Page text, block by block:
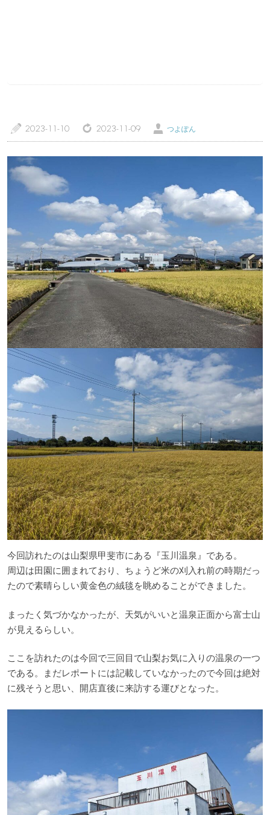
トップページ 温泉レポート
特徴・こだわりで選ぶ エリアから選ぶ
管理人随筆 当サイトについて
ご意見・お問い合わせ 利用規約
個人情報保護方針
a 2023-11-10 z 2023-11-09 Ü つよぽん
今回訪れたのは山梨県甲斐市にある『玉川温泉』である。
周辺は田園に囲まれており、ちょうど米の刈入れ前の時期だっ
たので素晴らしい黄金色の絨毯を眺めることができました。
まったく気づかなかったが、天気がいいと温泉正面から富士山
が見えるらしい。
ここを訪れたのは今回で三回目で山梨お気に入りの温泉の一つ
である。まだレポートには記載していなかったので今回は絶対
に残そうと思い、開店直後に来訪する運びとなった。